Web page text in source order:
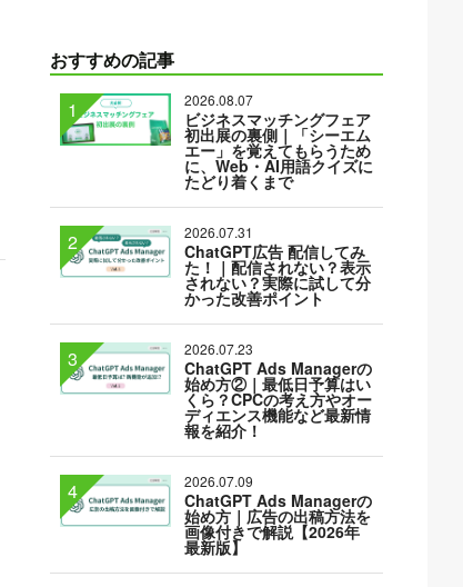
おすすめの記事
2026.08.07
ビジネスマッチングフェア
初出展の裏側｜「シーエム
エー」を覚えてもらうため
に、Web・AI用語クイズに
たどり着くまで
2026.07.31
ChatGPT広告 配信してみ
た！｜配信されない？表示
されない？実際に試して分
かった改善ポイント
2026.07.23
ChatGPT Ads Managerの
始め方②｜最低日予算はい
くら？CPCの考え方やオー
ディエンス機能など最新情
報を紹介！
2026.07.09
ChatGPT Ads Managerの
始め方｜広告の出稿方法を
画像付きで解説【2026年
最新版】